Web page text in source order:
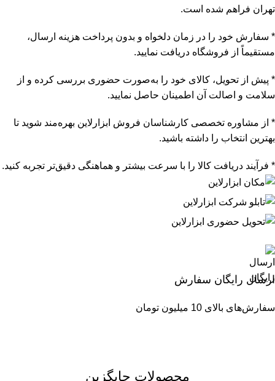
تهران فراهم شده است.
* سفارش خود را در زمان دلخواه و بدون پرداخت هزینه ارسال،
مستقیماً از فروشگاه دریافت نمایید.
* پیش از تحویل، کالای خود را به‌صورت حضوری بررسی کرده و از
سلامت و اصالت آن اطمینان حاصل نمایید.
* از مشاوره تخصصی کارشناسان فروش ابزارلاین بهره‌مند شوید تا
بهترین انتخاب را داشته باشید.
* فرآیند دریافت کالا را با سرعت بیشتر و هماهنگی دقیق‌تر تجربه کنید.
ارسال رایگان سفارش
سفارش‌های بالای 10 میلیون تومان
محصولات جایگزین